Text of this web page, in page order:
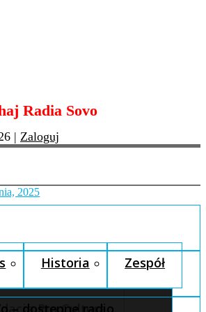
Radia Sovo
| Zaloguj
Historia Zespół
Pro Cultura
– dostępne radio
2025